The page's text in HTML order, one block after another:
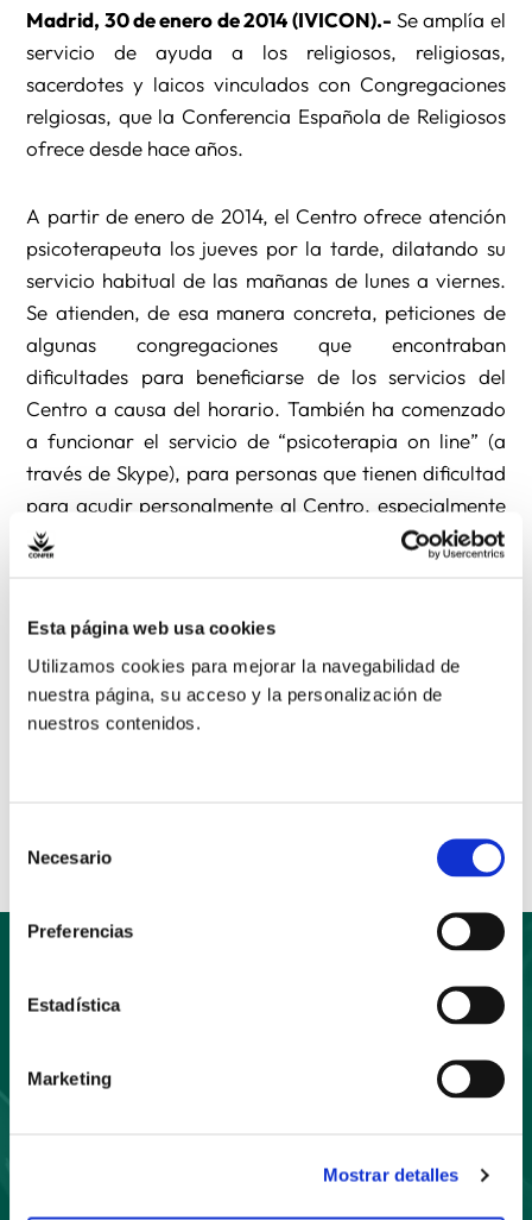
Esta página web usa cookies
Utilizamos cookies para mejorar la navegabilidad de
nuestra página, su acceso y la personalización de
nuestros contenidos.
Necesario
Preferencias
Estadística
Marketing
Mostrar detalles
Madrid, 30 de enero de 2014 (IVICON).- Se amplía el
servicio de ayuda a los religiosos, religiosas,
sacerdotes y laicos vinculados con Congregaciones
relgiosas, que la Conferencia Española de Religiosos
ofrece desde hace años.
A partir de enero de 2014, el Centro ofrece atención
psicoterapeuta los jueves por la tarde, dilatando su
servicio habitual de las mañanas de lunes a viernes.
Se atienden, de esa manera concreta, peticiones de
algunas congregaciones que encontraban
dificultades para beneficiarse de los servicios del
Centro a causa del horario. También ha comenzado
a funcionar el servicio de “psicoterapia on line” (a
través de Skype), para personas que tienen dificultad
para acudir personalmente al Centro, especialmente
para misioneros que se encuentran fuera de España.
519 5656 o escribir a la dirección sec.psi@confer.es
a nuestro boletín